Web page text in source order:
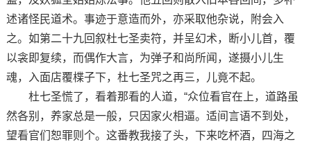
述诸怪民道术。事迹于意造而外，亦采取他杂说，附会入
之。如第二十九回叙杜七圣卖符，并呈幻术，断小儿首，覆
以衾即复续，而偶作大言，为弹子和尚所闻，遂摄小儿生
魂，入面店覆楪子下，杜七圣咒之再三，儿竟不起。
杜七圣慌了，看着那看的人道，“众位看官在上，道路虽
然各别，养家总是一般，只因家火相逼。适间言语不到处，
望看官们恕罪则个。这番教我接了头，下来吃杯酒，四海之